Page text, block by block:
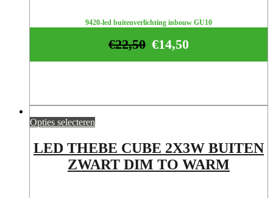
9420-led buitenverlichting inbouw GU10
€14,50
€22,50
Opties selecteren
LED THEBE CUBE 2X3W BUITEN
ZWART DIM TO WARM